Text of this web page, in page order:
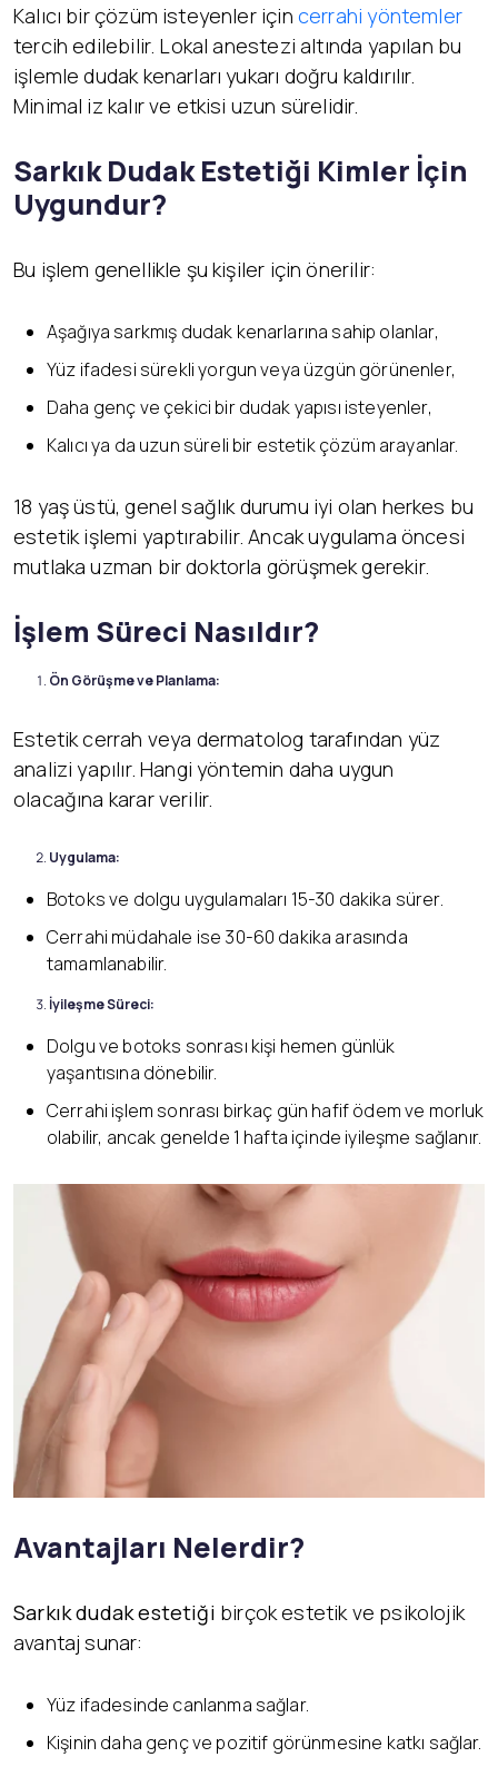
Kalıcı bir çözüm isteyenler için cerrahi yöntemler
tercih edilebilir. Lokal anestezi altında yapılan bu
işlemle dudak kenarları yukarı doğru kaldırılır.
Minimal iz kalır ve etkisi uzun sürelidir.
Sarkık Dudak Estetiği Kimler İçin
Uygundur?
Bu işlem genellikle şu kişiler için önerilir:
Aşağıya sarkmış dudak kenarlarına sahip olanlar,
Yüz ifadesi sürekli yorgun veya üzgün görünenler,
Daha genç ve çekici bir dudak yapısı isteyenler,
Kalıcı ya da uzun süreli bir estetik çözüm arayanlar.
18 yaş üstü, genel sağlık durumu iyi olan herkes bu
estetik işlemi yaptırabilir. Ancak uygulama öncesi
mutlaka uzman bir doktorla görüşmek gerekir.
İşlem Süreci Nasıldır?
Ön Görüşme ve Planlama:
Estetik cerrah veya dermatolog tarafından yüz
analizi yapılır. Hangi yöntemin daha uygun
olacağına karar verilir.
Uygulama:
Botoks ve dolgu uygulamaları 15-30 dakika sürer.
Cerrahi müdahale ise 30-60 dakika arasında
tamamlanabilir.
İyileşme Süreci:
Dolgu ve botoks sonrası kişi hemen günlük
yaşantısına dönebilir.
Cerrahi işlem sonrası birkaç gün hafif ödem ve morluk
olabilir, ancak genelde 1 hafta içinde iyileşme sağlanır.
Avantajları Nelerdir?
Sarkık dudak estetiği birçok estetik ve psikolojik
avantaj sunar:
Yüz ifadesinde canlanma sağlar.
Kişinin daha genç ve pozitif görünmesine katkı sağlar.